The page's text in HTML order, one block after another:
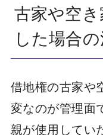
古家や空
した場合
借地権の古家や
変なのが管理面
親が使用してい